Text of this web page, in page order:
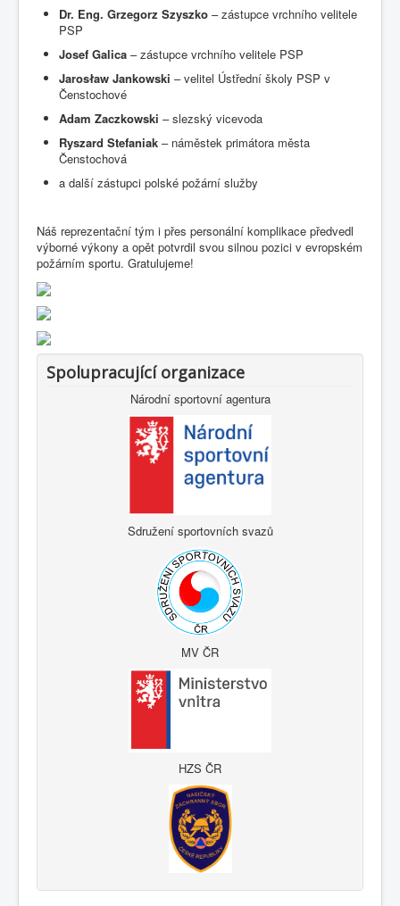
Dr. Eng. Grzegorz Szyszko – zástupce vrchního velitele
PSP
Josef Galica – zástupce vrchního velitele PSP
Jarosław Jankowski – velitel Ústřední školy PSP v
Čenstochové
Adam Zaczkowski – slezský vicevoda
Ryszard Stefaniak – náměstek primátora města
Čenstochová
a další zástupci polské požární služby
Náš reprezentační tým i přes personální komplikace předvedl
výborné výkony a opět potvrdil svou silnou pozici v evropském
požárním sportu. Gratulujeme!
Spolupracující organizace
Národní sportovní agentura
Sdružení sportovních svazů
MV ČR
HZS ČR